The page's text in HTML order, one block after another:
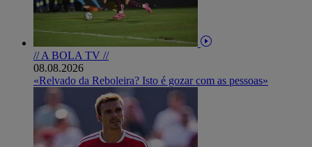
// A BOLA TV //
08.08.2026
«Relvado da Reboleira? Isto é gozar com as pessoas»